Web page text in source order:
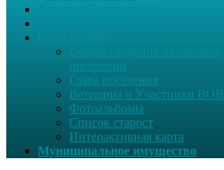
поселении
Глава поселения
Ветераны и Участники ВОВ
Фотоальбомы
Список старост
Интерактивная карта
Муниципальное имущество